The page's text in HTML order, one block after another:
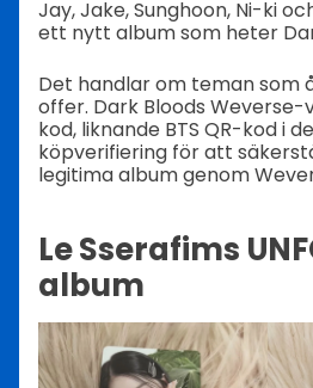
Jay, Jake, Sunghoon, Ni-ki
ett nytt album som heter
Det handlar om teman som
offer. Dark Bloods Weverse-
kod, liknande BTS QR-kod i
köpverifiering för att
legitima album genom
Le Sserafims
album